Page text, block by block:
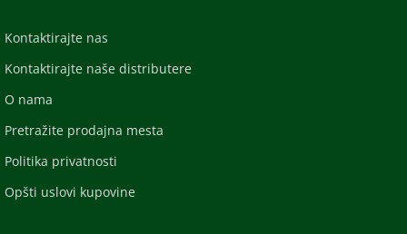
Kontaktirajte nas
Kontaktirajte naše distributere
O nama
Pretražite prodajna mesta
Politika privatnosti
Opšti uslovi kupovine